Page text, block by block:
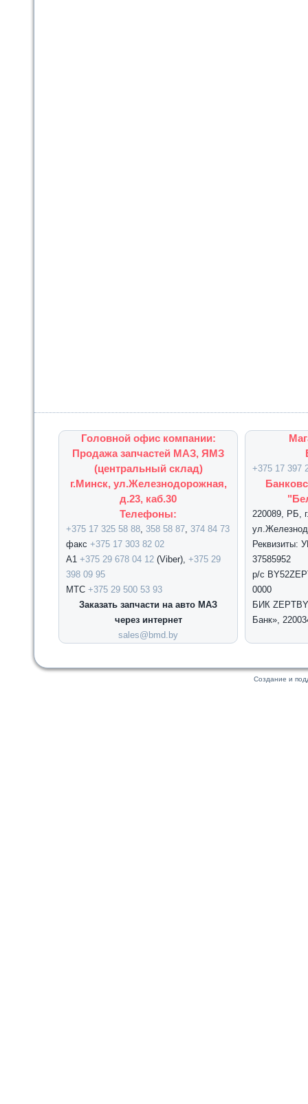
Головной офис компании:
Продажа запчастей МАЗ, ЯМЗ
(центральный склад)
г.Минск, ул.Железнодорожная,
д.23, каб.30
Телефоны:
+375 17 325 58 88, 358 58 87, 374 84 73
факс +375 17 303 82 02
А1 +375 29 678 04 12 (Viber), +375 29
398 09 95
МТС +375 29 500 53 93
Заказать запчасти на авто МАЗ
через интернет
sales@bmd.by
+375 17 397
220089, РБ,
Реквизиты:
37585952
р/с
0000
БИК
Банк»,
Создание и